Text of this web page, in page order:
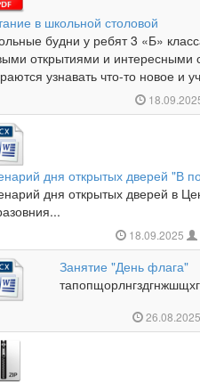
в школьной столовой
будни у ребят 3 «Б»
открытиями и
узнавать что-то новое и
дня открытых дверей "В
дня открытых дверей в
18.09.2025
Занятие "День флага"